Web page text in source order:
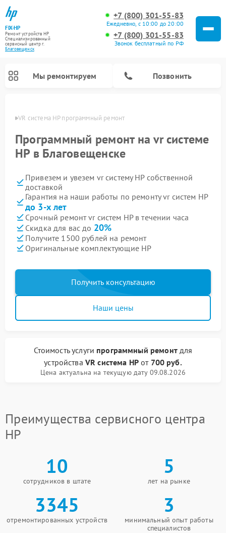
FIX-HP
Ремонт устройств HP
Специализированный
cервисный центр г.
Благовещенск
+7 (800) 301-55-83
Ежедневно, с 10:00 до 20:00
+7 (800) 301-55-83
Звонок бесплатный по РФ
Мы ремонтируем Позвонить
VR система HP программный ремонт
Программный ремонт на vr системе
HP в Благовещенске
Привезем и увезем vr систему HP собственной
доставкой
Гарантия на наши работы по ремонту vr систем HP
до 3-х лет
Срочный ремонт vr систем HP в течении часа
Скидка для вас до 20%
Получите 1500 рублей на ремонт
Оригинальные комплектующие HP
Получить консультацию
Наши цены
Стоимость услуги программный ремонтдля
устройства VR система HPот 700 руб.
Цена актуальна на текущую дату 09.08.2026
Преимущества сервисного центра
HP
10
сотрудников в штате
5
лет на рынке
3345
отремонтированных устройств
3
минимальный опыт работы
специалистов